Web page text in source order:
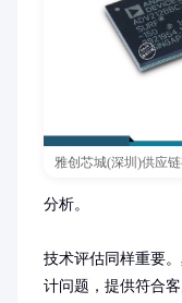
雅创芯城(深圳)供应链
分析。
技术评估同样重要
计问题，提供符合